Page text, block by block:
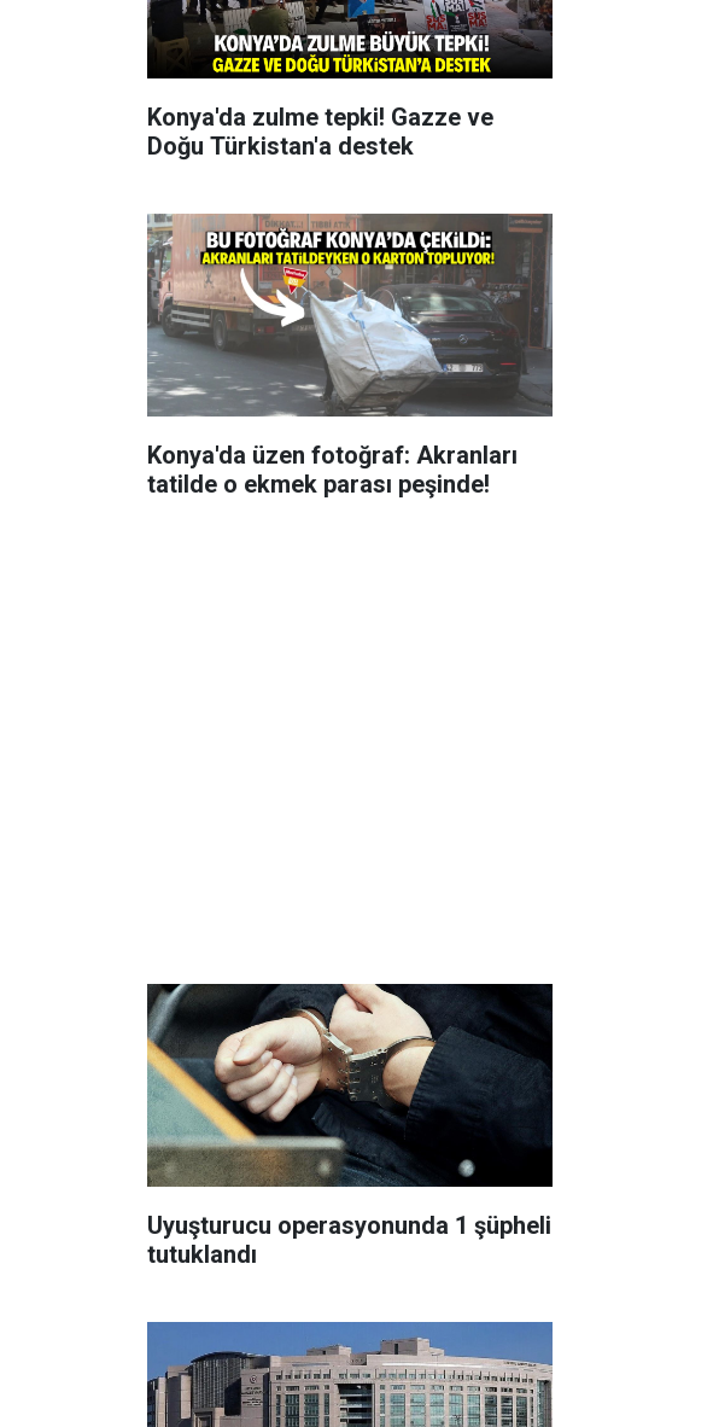
Konya'da zulme tepki! Gazze ve
Doğu Türkistan'a destek
Konya'da üzen fotoğraf: Akranları
tatilde o ekmek parası peşinde!
Uyuşturucu operasyonunda 1 şüpheli
tutuklandı